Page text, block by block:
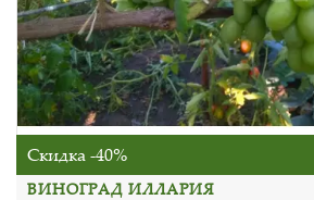
Скидка -40%
ВИНОГРАД ИЛЛАРИЯ